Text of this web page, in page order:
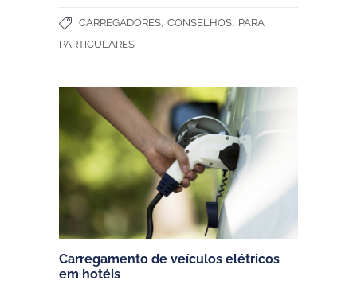
CARREGADORES, CONSELHOS, PARA
PARTICULARES
Carregamento de veículos elétricos
em hotéis